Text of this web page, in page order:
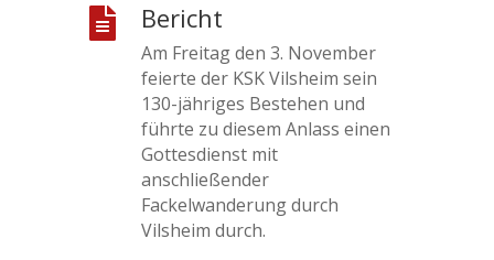
 Bericht
Am Freitag den 3. November
feierte der KSK Vilsheim sein
130-jähriges Bestehen und
führte zu diesem Anlass einen
Gottesdienst mit
anschließender
Fackelwanderung durch
Vilsheim durch.